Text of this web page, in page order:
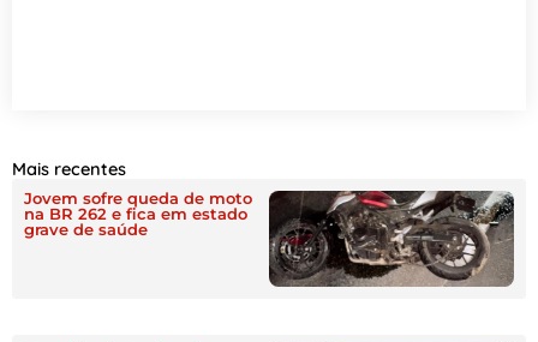
Mais recentes
Jovem sofre queda de moto
na BR 262 e fica em estado
grave de saúde